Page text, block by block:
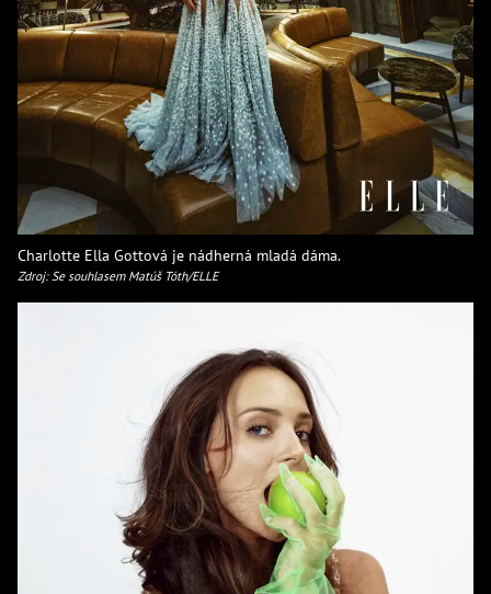
Charlotte Ella Gottová je nádherná mladá dáma.
Zdroj: Se souhlasem Matúš Tóth/ELLE